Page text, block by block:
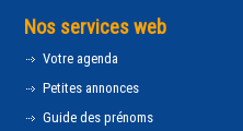
Nos services web
Votre agenda
Petites annonces
Guide des prénoms